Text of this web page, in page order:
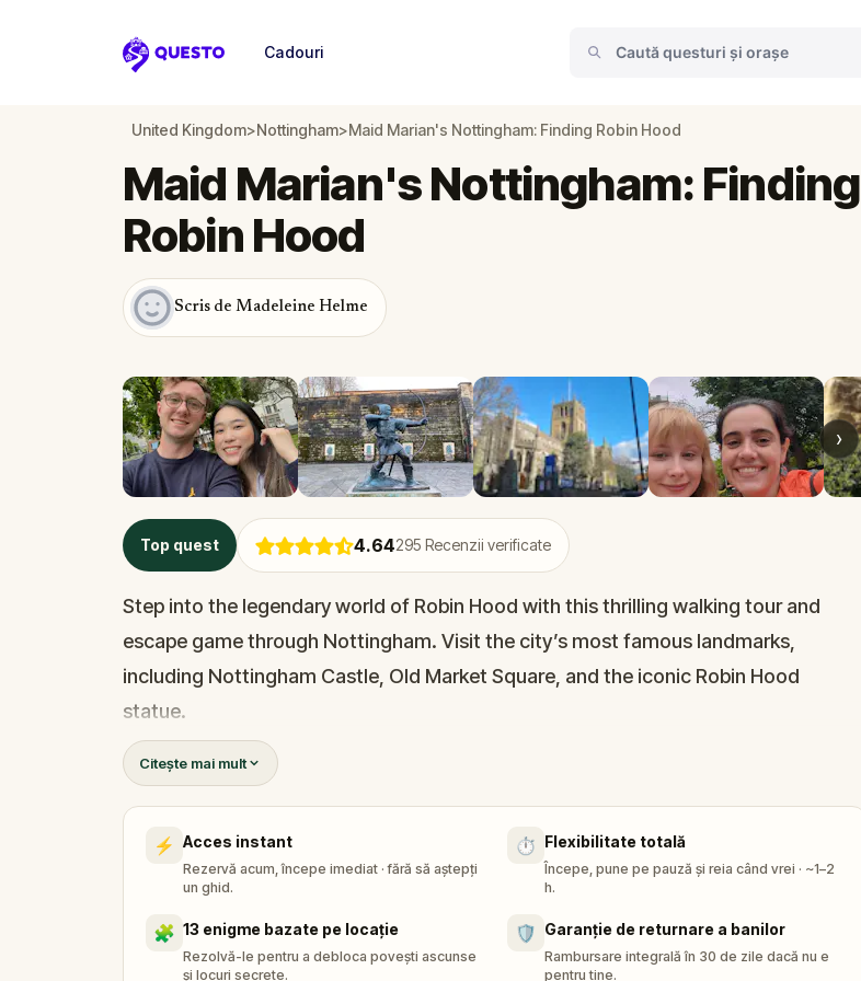
Questo
Cadouri
United Kingdom>Nottingham>Maid Marian's Nottingham: Finding Robin Hood
›
Top quest 4.64295 Recenzii verificate
Maid Marian's Nottingham: Finding
Robin Hood
Scris de Madeleine Helme
Step into the legendary world of Robin Hood with this thrilling walking tour and
escape game through Nottingham. Visit the city’s most famous landmarks,
including Nottingham Castle, Old Market Square, and the iconic Robin Hood
statue.
Explore three historic pubs, each claiming to be the oldest in the country, and
uncover Nottingham’s hidden history, from the mysterious ‘Little John’ bell to the
eerie ‘leprosy windows’ that still exist in the city today.
As you learn about the origins of Robin Hood’s tales, you’ll embark on a quest to
save the outlaw himself.In this immersive adventure, you play as Maid Marian, living
Citește mai mult
⚡ Acces instant
Rezervă acum, începe imediat · fără să aștepți
un ghid.
⏱️ Flexibilitate totală
Începe, pune pe pauză și reia când vrei · ~1–2
h.
🧩 13 enigme bazate pe locație
Rezolvă-le pentru a debloca povești ascunse
și locuri secrete.
🛡️ Garanție de returnare a banilor
Rambursare integrală în 30 de zile dacă nu e
pentru tine.